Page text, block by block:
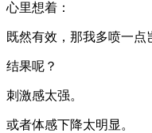
心里想着：
既然有效，那我多喷一点
结果呢？
刺激感太强。
或者体感下降太明显。